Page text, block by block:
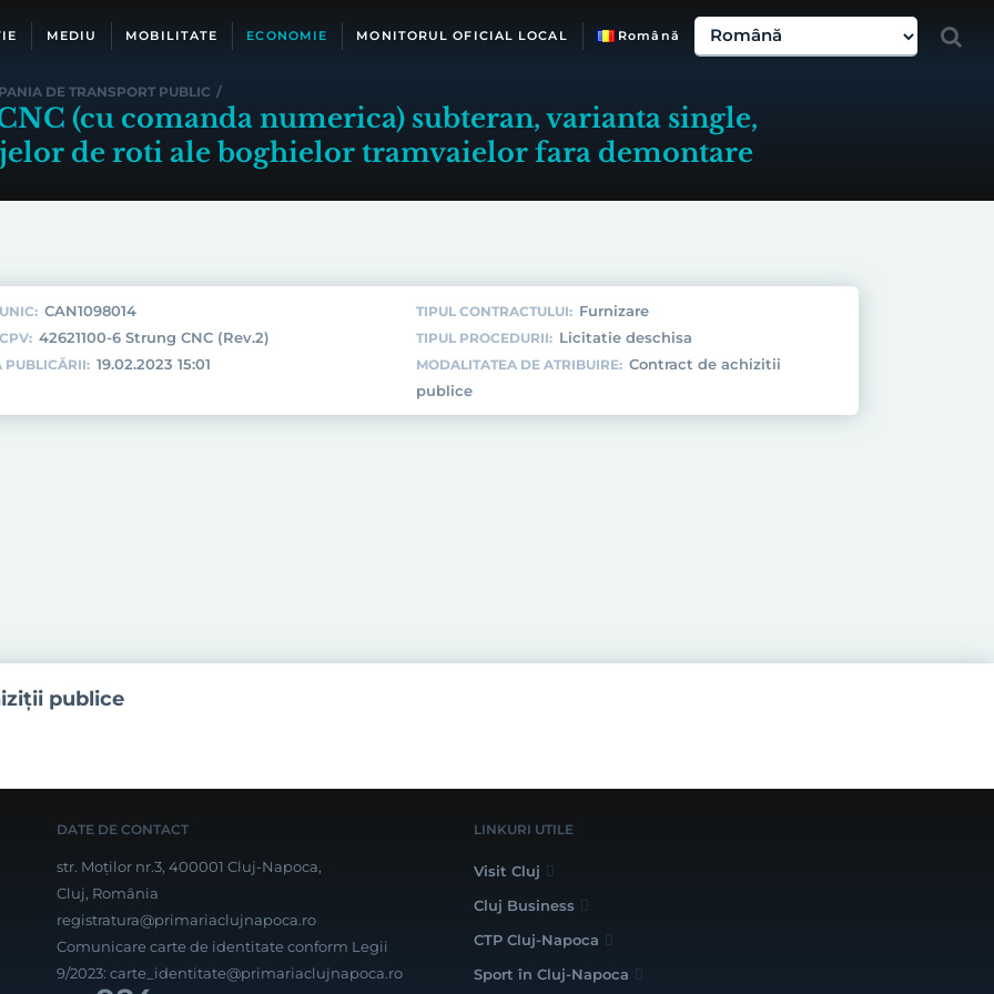
MEDIU MOBILITATE ECONOMIE MONITORUL OFICIAL LOCAL Română
DE TRANSPORT PUBLIC /
(cu comanda numerica) subteran, varianta single,
de roti ale boghielor tramvaielor fara demontare
CAN1098014
42621100-6 Strung CNC (Rev.2)
PUBLICĂRII: 19.02.2023 15:01
TIPUL CONTRACTULUI: Furnizare
TIPUL PROCEDURII: Licitatie deschisa
MODALITATEA DE ATRIBUIRE: Contract de achizitii
publice
publice
DATE DE CONTACT
str. Moților nr.3, 400001 Cluj-Napoca,
Cluj, România
registratura@primariaclujnapoca.ro
Comunicare carte de identitate conform Legii
9/2023: carte_identitate@primariaclujnapoca.ro
LINKURI UTILE
Visit Cluj
Cluj Business
CTP Cluj-Napoca
Sport în Cluj-Napoca